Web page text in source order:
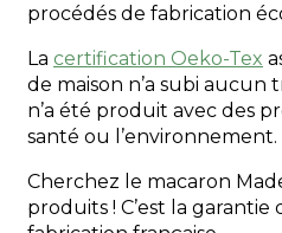
procédés de fabrication
La certification Oeko-Tex
de maison n’a subi
n’a été produit avec des
santé ou l’environnement.
Cherchez le macaron
produits ! C’est la garantie